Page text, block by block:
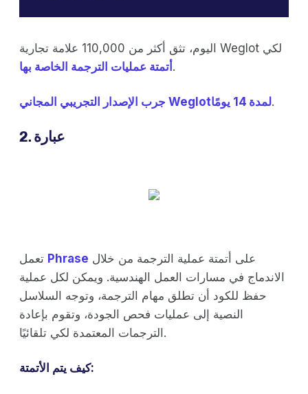
اليوم، تثق أكثر من 110,000 علامة تجارية Weglot لكي
أتمتة عمليات الترجمة الخاصة بها.
جرب الإصدار التجريبي المجاني Weglotلمدة 14 يومًا.
2. عبارة
Phrase
الاندماج في مسارات العمل الهندسية. ويمكن لكل عملية
حفظ للكود أن تطلق مهام الترجمة، وتوجه السلاسل
النصية إلى عمليات فحص الجودة، وتقوم بإعادة
الترجمات المعتمدة لكي تلقائيًا.
كيف يتم الأتمتة: